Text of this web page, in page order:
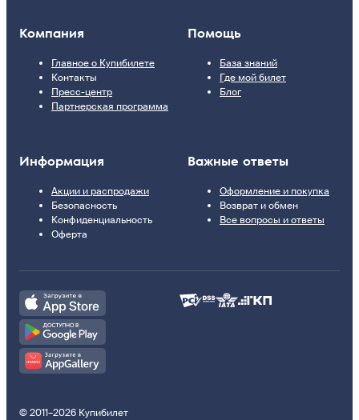
Компания
Главное о Купибилете
Контакты
Пресс-центр
Партнерская программа
Помощь
База знаний
Где мой билет
Блог
Информация
Акции и распродажи
Безопасность
Конфиденциальность
Оферта
Важные ответы
Оформление и покупка
Возврат и обмен
Все вопросы и ответы
© 2011–2026 Купибилет